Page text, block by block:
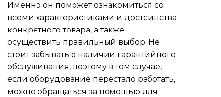
Именно он поможет ознакомиться со
всеми характеристиками и достоинства
конкретного товара, а также
осуществить правильный выбор. Не
стоит забывать о наличии гарантийного
обслуживания, поэтому в том случае,
если оборудование перестало работать,
можно обращаться за помощью для